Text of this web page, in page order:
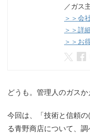
／ガス
＞＞会
＞＞詳
＞＞お
どうも。管理人のガスか
今回は、「技術と信頼
る青野商店について、調